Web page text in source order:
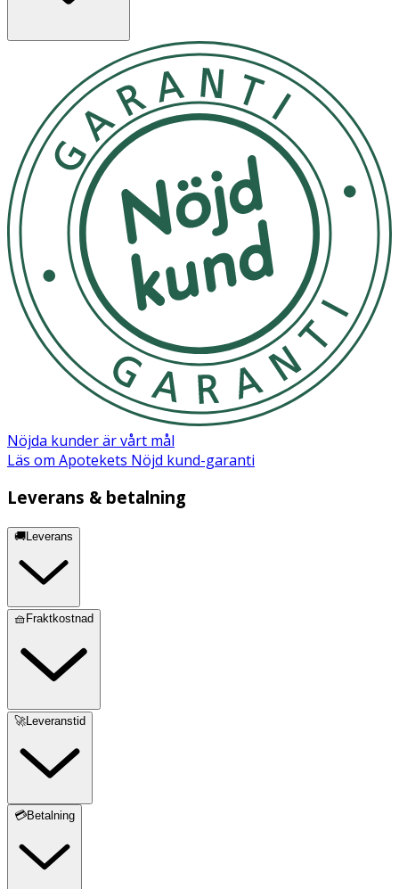
rester och stänga porerna.Varning: Endast för utvärtes
bruk. Kan inte återanvändas. Ska inte användas på
skadad hud. Ska användas när den öppnas. Undvik
kontakt med ögonen. Förvara oåtkomligt för barn.
Undvik extrem temperaturförandring och direkt solljus.
OK för gravida och ammande:
Ja
Ingredienser:
ALCOHOL DENAT., VINYL
CAPROLACTAM/VP/DIMETHYLAMINOETHYL
METHACRYLATE COPOLYMER, SILICA, AQUA / WATER /
EAU, PEG-12 DIMETHICONE, CHARCOAL POWDER, CI
77891, ALLANTOIN, ALOE BARBADENSIS LEAF JUICE
POWDER, DIPOTASSIUM GLYCYRRHIZATE, TOCOPHERYL
ACETATE, CI 77499, BUTYLENE GLYCOL, 1,2-
HEXANEDIOL, CAMELLIA SINENSIS LEAF EXTRACT,
HAMAMELIS VIRGINIANA EXTRACT, PARFUM
(FRAGRANCE), BENZYL ALCOHOL, LINALOOL, AMYL
CINNAMAL.
Nöjda kunder är vårt mål
Läs om Apotekets Nöjd kund-garanti
Leverans & betalning
🚚Leverans
🧺Fraktkostnad
🚀Leveranstid
💳Betalning